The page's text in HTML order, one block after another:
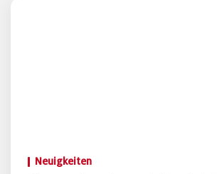
Neuigkeiten